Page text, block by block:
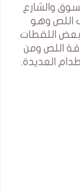
والشارع
اللص وهو
اللقطات
اللص ومن
العديدة.